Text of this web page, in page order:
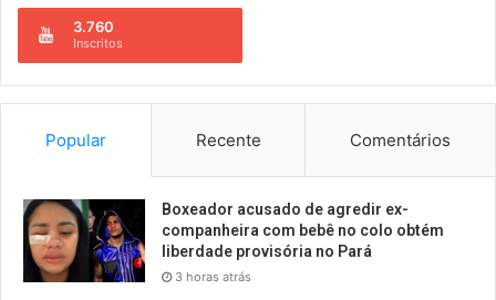
3.760
Inscritos
Popular Recente Comentários
Boxeador acusado de agredir ex-
companheira com bebê no colo obtém
liberdade provisória no Pará
3 horas atrás